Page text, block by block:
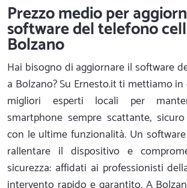
Prezzo medio per
software del telefono
Bolzano
Hai bisogno di aggiornare il software
a Bolzano? Su Ernesto.it ti mettiamo
migliori esperti locali per
smartphone sempre scattante,
con le ultime funzionalità. Un
rallentare il dispositivo e
sicurezza: affidati ai professionisti